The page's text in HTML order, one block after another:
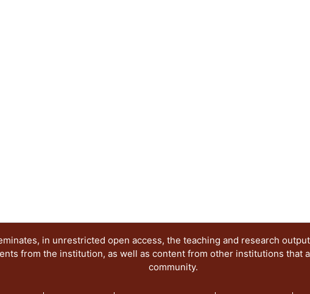
in unrestricted open access, the teaching and research
from the institution, as well as content from other institutions that
community.